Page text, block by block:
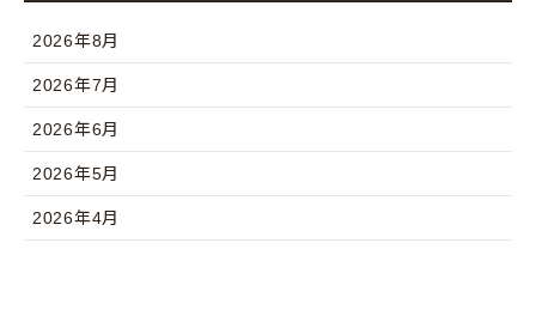
2026年8月
2026年7月
2026年6月
2026年5月
2026年4月